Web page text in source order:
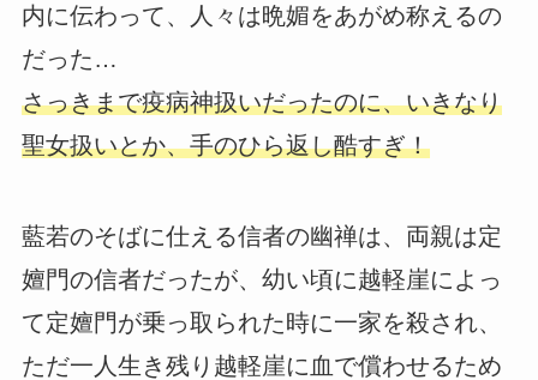
内に伝わって、人々は晩媚をあがめ称えるの
だった…
さっきまで疫病神扱いだったのに、いきなり
聖女扱いとか、手のひら返し酷すぎ！
藍若のそばに仕える信者の幽禅は、両親は定
嬗門の信者だったが、幼い頃に越軽崖によっ
て定嬗門が乗っ取られた時に一家を殺され、
ただ一人生き残り越軽崖に血で償わせるため